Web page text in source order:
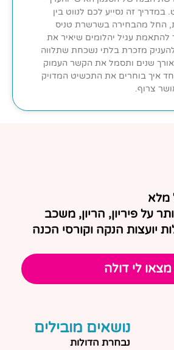
זה נסייע לכם לנווט בין
החל מהבחירה בשרשרת טניס
להתאמת עגיל יהלומים שיאיר את
מזכרת בלתי נשכחת שתלווה
שנים ותסמל את הקשר העמוק
איך בוחרים את התכשיט המדויק
צרוף.
מלא
על פיריון, הריון, משכב
יועצות הנקה וקורסי הכנה
מצאו לי דולה
נושאים מובילים
נבחרת הדולות